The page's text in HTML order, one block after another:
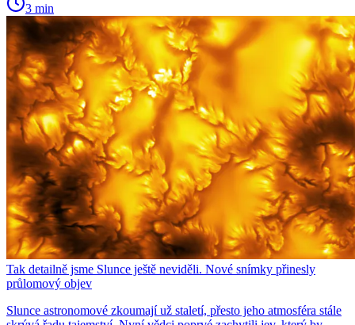
3 min
Tak detailně jsme Slunce ještě neviděli. Nové snímky přinesly
průlomový objev
Slunce astronomové zkoumají už staletí, přesto jeho atmosféra stále